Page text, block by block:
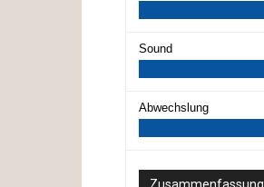
Sound
Abwechslung
Zusammenfassung